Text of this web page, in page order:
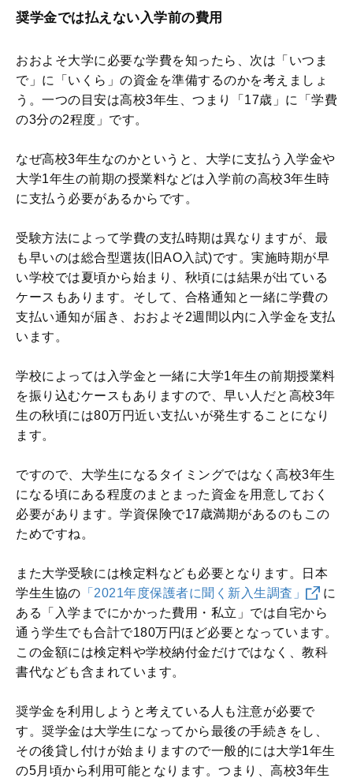
奨学金では払えない入学前の費用
おおよそ大学に必要な学費を知ったら、次は「いつま
で」に「いくら」の資金を準備するのかを考えましょ
う。一つの目安は高校3年生、つまり「17歳」に「学費
の3分の2程度」です。
なぜ高校3年生なのかというと、大学に支払う入学金や
大学1年生の前期の授業料などは入学前の高校3年生時
に支払う必要があるからです。
受験方法によって学費の支払時期は異なりますが、最
も早いのは総合型選抜(旧AO入試)です。実施時期が早
い学校では夏頃から始まり、秋頃には結果が出ている
ケースもあります。そして、合格通知と一緒に学費の
支払い通知が届き、おおよそ2週間以内に入学金を支払
います。
学校によっては入学金と一緒に大学1年生の前期授業料
を振り込むケースもありますので、早い人だと高校3年
生の秋頃には80万円近い支払いが発生することになり
ます。
ですので、大学生になるタイミングではなく高校3年生
になる頃にある程度のまとまった資金を用意しておく
必要があります。学資保険で17歳満期があるのもこの
ためですね。
また大学受験には検定料なども必要となります。日本
学生生協の 「2021年度保護者に聞く新入生調査」
に
ある「入学までにかかった費用・私立」では自宅から
通う学生でも合計で180万円ほど必要となっています。
この金額には検定料や学校納付金だけではなく、教科
書代なども含まれています。
奨学金を利用しようと考えている人も注意が必要で
す。奨学金は大学生になってから最後の手続きをし、
その後貸し付けが始まりますので一般的には大学1年生
の5月頃から利用可能となります。つまり、高校3年生